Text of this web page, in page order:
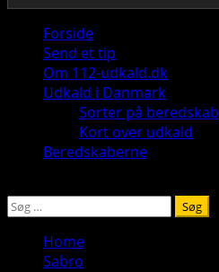
Primary
Menu
Forside
Send et tip
Om 112-udkald.dk
Udkald i Danmark
Sorter på beredskab
Kort over udkald
Beredskaberne
Søg
Home
Sabro